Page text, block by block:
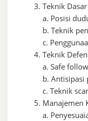
Teknik
a. Posisi
b. Teknik
c.
Teknik
a. Safe
b. Antisipasi
c. Teknik
Manajemen
a.